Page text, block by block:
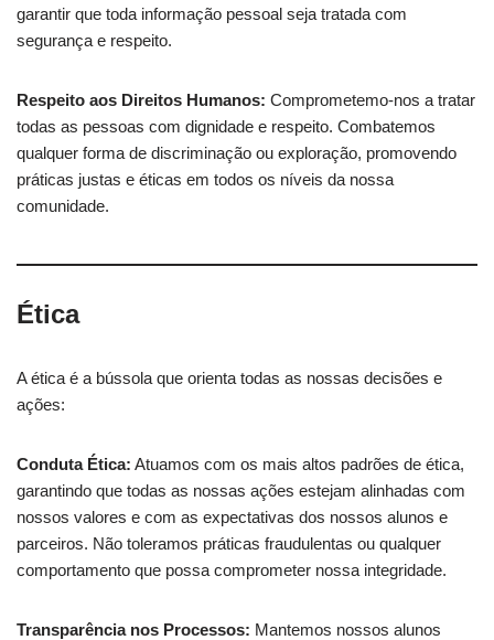
garantir que toda informação pessoal seja tratada com
segurança e respeito.
Respeito aos Direitos Humanos: Comprometemo-nos a tratar
todas as pessoas com dignidade e respeito. Combatemos
qualquer forma de discriminação ou exploração, promovendo
práticas justas e éticas em todos os níveis da nossa
comunidade.
Ética
A ética é a bússola que orienta todas as nossas decisões e
ações:
Conduta Ética: Atuamos com os mais altos padrões de ética,
garantindo que todas as nossas ações estejam alinhadas com
nossos valores e com as expectativas dos nossos alunos e
parceiros. Não toleramos práticas fraudulentas ou qualquer
comportamento que possa comprometer nossa integridade.
Transparência nos Processos: Mantemos nossos alunos